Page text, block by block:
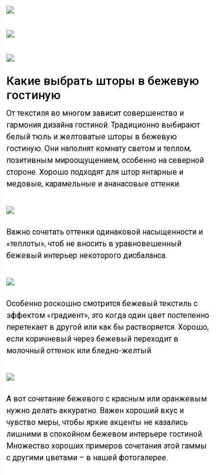
Какие выбрать шторы в бежевую
гостиную
От текстиля во многом зависит совершенство и
гармония дизайна гостиной. Традиционно выбирают
белый тюль и желтоватые шторы в бежевую
гостиную. Они наполнят комнату светом и теплом,
позитивным мироощущением, особенно на северной
стороне. Хорошо подходят для штор янтарные и
медовые, карамельные и ананасовые оттенки.
Важно сочетать оттенки одинаковой насыщенности и
«теплоты», чтоб не вносить в уравновешенный
бежевый интерьер некоторого дисбаланса.
Особенно роскошно смотрится бежевый текстиль с
эффектом «градиент», это когда один цвет постепенно
перетекает в другой или как бы растворяется. Хорошо,
если коричневый через бежевый переходит в
молочный оттенок или бледно-желтый.
А вот сочетание бежевого с красным или оранжевым
нужно делать аккуратно. Важен хороший вкус и
чувство меры, чтобы яркие акценты не казались
лишними в спокойном бежевом интерьере гостиной.
Множество хороших примеров сочетания этой гаммы
с другими цветами – в нашей фотогалерее.